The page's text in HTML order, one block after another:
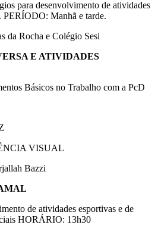
para desenvolvimento de atividades
PERÍODO: Manhã e tarde.
da Rocha e Colégio Sesi
E ATIVIDADES
Básicos no Trabalho com a PcD
VISUAL
Bazzi
de atividades esportivas e de
HORÁRIO: 13h30